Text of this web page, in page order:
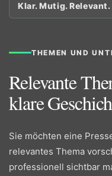
Klar. Mutig. Relevant.
THEMEN UND
Relevante
klare
Sie möchten eine
relevantes Thema
professionell sichtbar